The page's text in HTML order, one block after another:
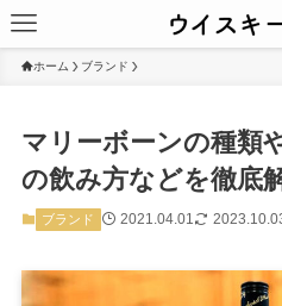
ホーム ブランド
マリーボーンの種類
の飲み方などを徹底
ブランド 2021.04.01